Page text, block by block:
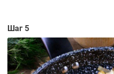
Шаг 5